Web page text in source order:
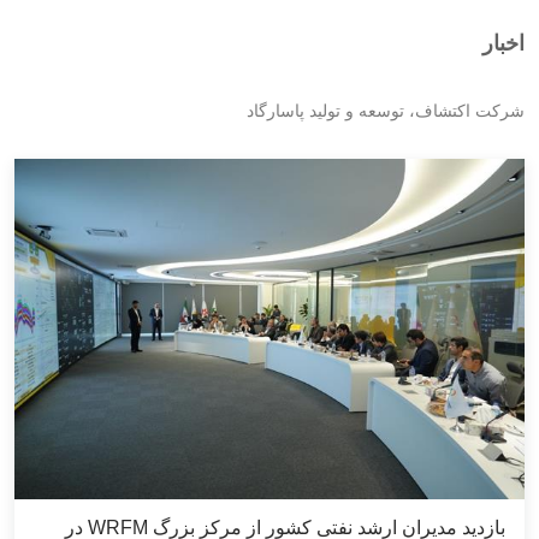
اخبار
شرکت اکتشاف، توسعه و تولید پاسارگاد
بازدید مدیران ارشد نفتی کشور از مرکز بزرگ WRFM در